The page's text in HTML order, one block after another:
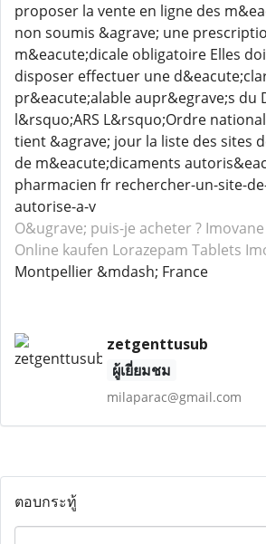
proposer la vente en ligne des
non soumis &agrave; une
m&eacute;dicale obligatoire Elles
disposer effectuer une
pr&eacute;alable aupr&egrave;s du
l&rsquo;ARS L&rsquo;Ordre
tient &agrave; jour la liste des sites
de m&eacute;dicaments
pharmacien fr rechercher-un-site-
autorise-a-v
O&ugrave; puis-je acheter ? Imovane
Online kaufen Lorazepam Tablets
Montpellier &mdash; France
zetgenttusub
ผู้เยี่ยมชม
milaparac@gmail.com
ตอบกระทู้